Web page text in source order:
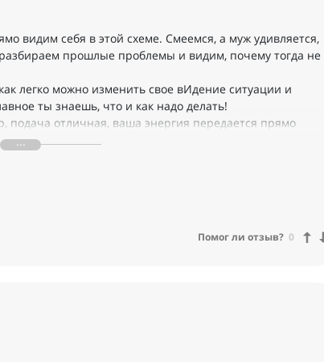
видим себя в этой схеме. Смеемся, а муж удивляется,
прошлые проблемы и видим, почему тогда не
легко можно изменить свое вИдение ситуации и
ты знаешь, что и как надо делать!
подача отличная, ваша энергия передается прямо
этого курса! Огромное вам спасибо за проделанную
Помог ли отзыв? 0